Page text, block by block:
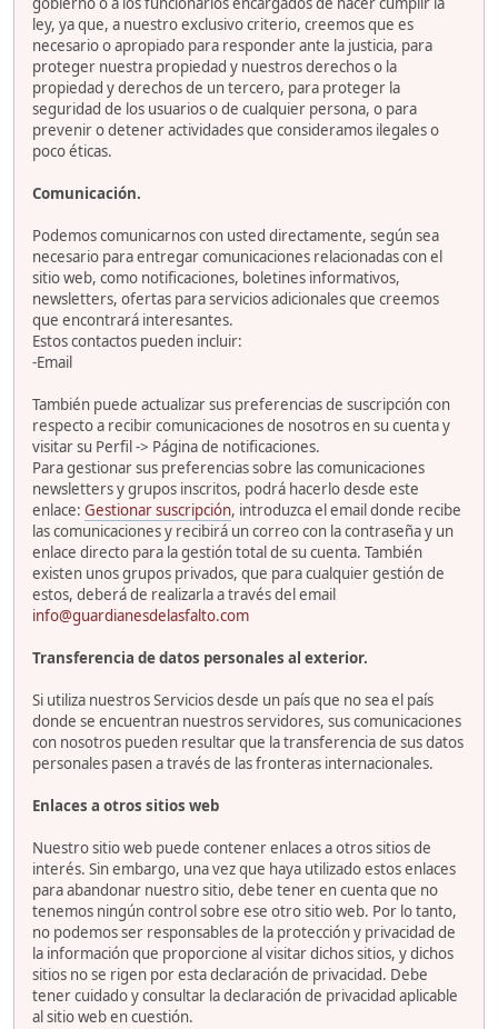
ley, ya que, a nuestro exclusivo criterio, creemos que es
necesario o apropiado para responder ante la justicia, para
proteger nuestra propiedad y nuestros derechos o la
propiedad y derechos de un tercero, para proteger la
seguridad de los usuarios o de cualquier persona, o para
prevenir o detener actividades que consideramos ilegales o
poco éticas.
Comunicación.
Podemos comunicarnos con usted directamente, según sea
necesario para entregar comunicaciones relacionadas con el
sitio web, como notificaciones, boletines informativos,
newsletters, ofertas para servicios adicionales que creemos
que encontrará interesantes.
Estos contactos pueden incluir:
-Email
También puede actualizar sus preferencias de suscripción con
respecto a recibir comunicaciones de nosotros en su cuenta y
visitar su Perfil -> Página de notificaciones.
Para gestionar sus preferencias sobre las comunicaciones
newsletters y grupos inscritos, podrá hacerlo desde este
enlace: Gestionar suscripción, introduzca el email donde recibe
las comunicaciones y recibirá un correo con la contraseña y un
enlace directo para la gestión total de su cuenta. También
existen unos grupos privados, que para cualquier gestión de
estos, deberá de realizarla a través del email
info@guardianesdelasfalto.com
Transferencia de datos personales al exterior.
Si utiliza nuestros Servicios desde un país que no sea el país
donde se encuentran nuestros servidores, sus comunicaciones
con nosotros pueden resultar que la transferencia de sus datos
personales pasen a través de las fronteras internacionales.
Enlaces a otros sitios web
Nuestro sitio web puede contener enlaces a otros sitios de
interés. Sin embargo, una vez que haya utilizado estos enlaces
para abandonar nuestro sitio, debe tener en cuenta que no
tenemos ningún control sobre ese otro sitio web. Por lo tanto,
no podemos ser responsables de la protección y privacidad de
la información que proporcione al visitar dichos sitios, y dichos
sitios no se rigen por esta declaración de privacidad. Debe
tener cuidado y consultar la declaración de privacidad aplicable
al sitio web en cuestión.